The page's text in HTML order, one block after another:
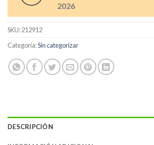
2026
SKU:212912
Categoría:Sin categorizar
DESCRIPCIÓN